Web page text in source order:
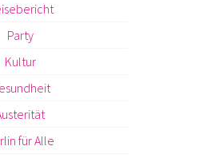
Party
Kultur
für Alle